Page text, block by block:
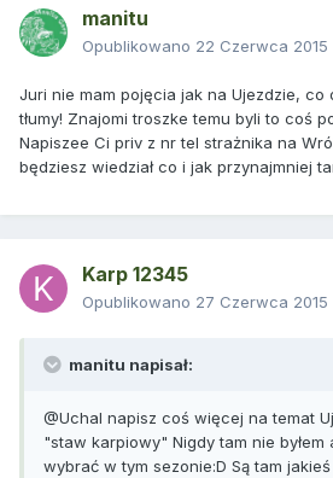
manitu
Opublikowano 22 Czerwca 2015
Juri nie mam pojęcia jak na Ujezdzie,
tłumy! Znajomi troszke temu byli to coś
Napiszee Ci priv z nr tel strażnika na
będziesz wiedział co i jak przynajmniej
Karp 12345
Opublikowano 27 Czerwca 2015
manitu napisał:
@Uchal napisz coś więcej na temat
"staw karpiowy" Nigdy tam nie byłem
wybrać w tym sezonie:D Są tam